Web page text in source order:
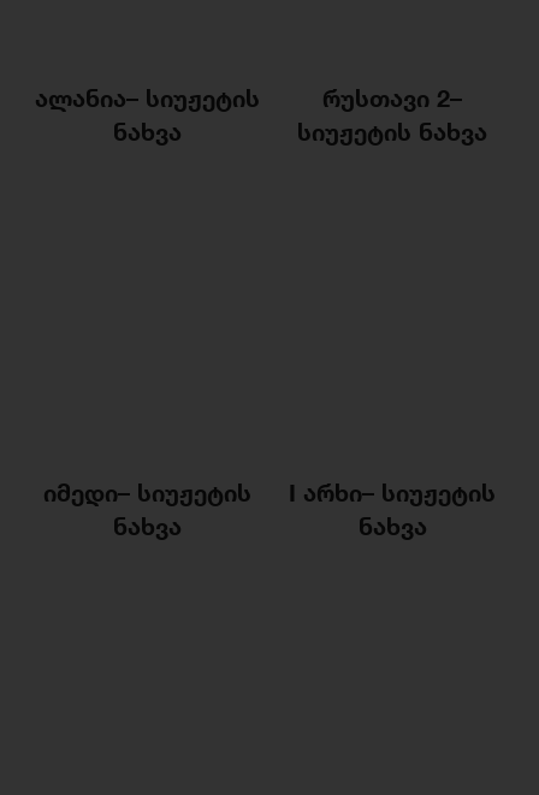
ალანია– სიუჟეტის
ნახვა
რუსთავი 2–
სიუჟეტის ნახვა
იმედი– სიუჟეტის
ნახვა
I არხი– სიუჟეტის
ნახვა